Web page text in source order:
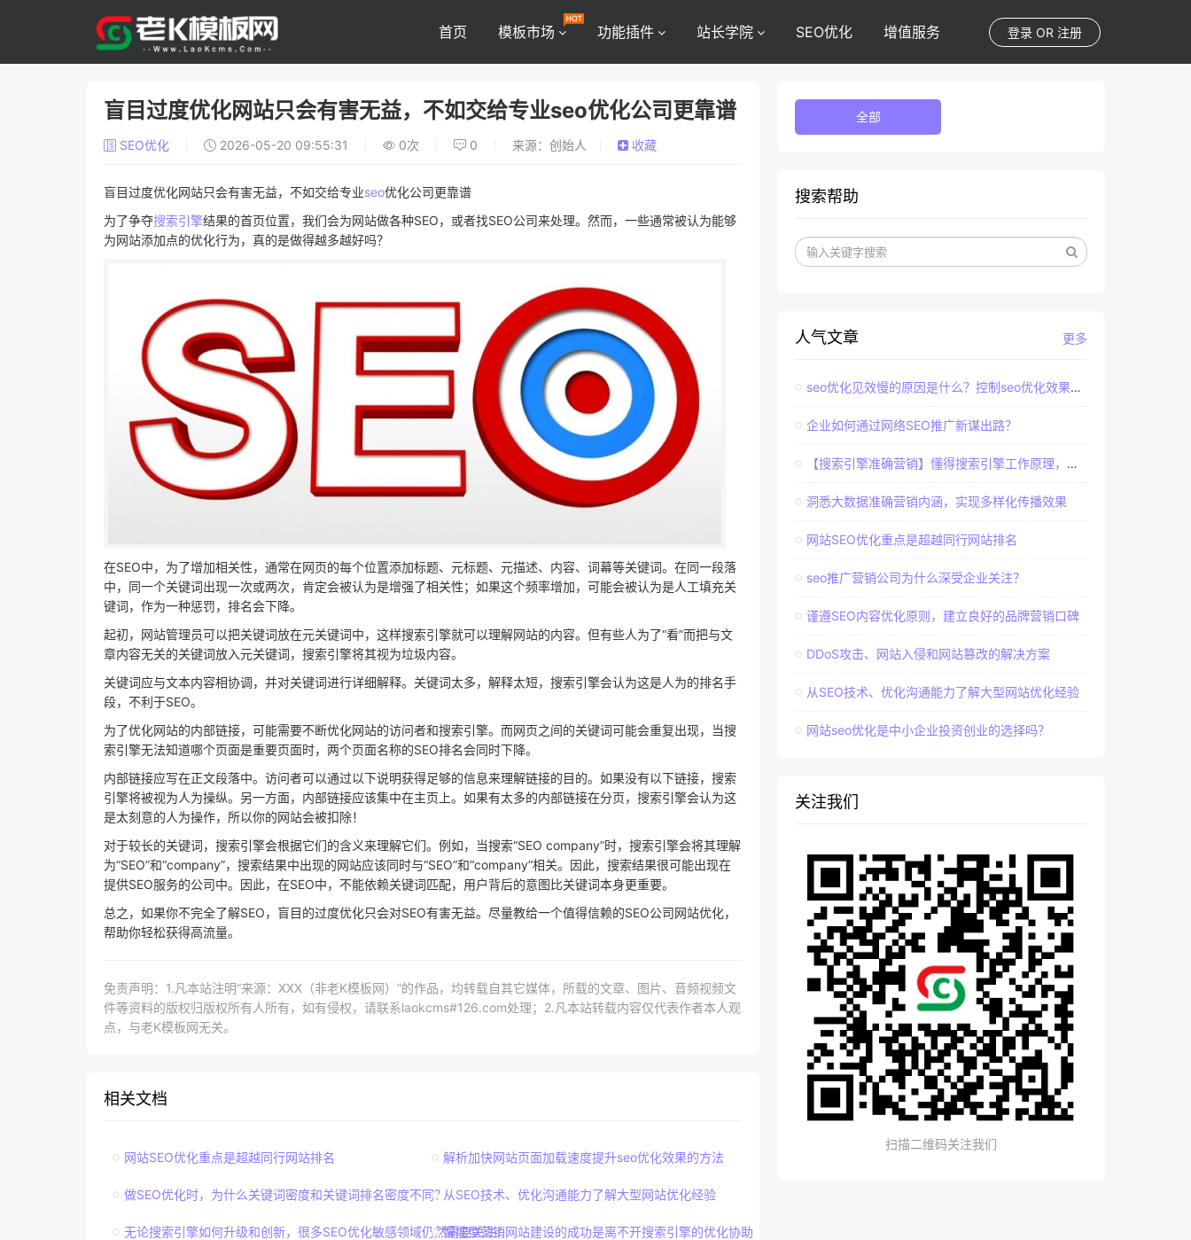
登录 OR 注册
首页 模板市场 功能插件 站长学院 SEO优化 增值服务
盲目过度优化网站只会有害无益，不如交给专业seo优化公司更靠谱
SEO优化 2026-05-20 09:55:31 0次 0 来源：创始人 收藏
盲目过度优化网站只会有害无益，不如交给专业seo优化公司更靠谱
为了争夺搜索引擎结果的首页位置，我们会为网站做各种SEO，或者找SEO公司来处理。然而，一些通常被认为能够
为网站添加点的优化行为，真的是做得越多越好吗？
在SEO中，为了增加相关性，通常在网页的每个位置添加标题、元标题、元描述、内容、词幕等关键词。在同一段落
中，同一个关键词出现一次或两次，肯定会被认为是增强了相关性；如果这个频率增加，可能会被认为是人工填充关
键词，作为一种惩罚，排名会下降。
起初，网站管理员可以把关键词放在元关键词中，这样搜索引擎就可以理解网站的内容。但有些人为了“看”而把与文
章内容无关的关键词放入元关键词，搜索引擎将其视为垃圾内容。
关键词应与文本内容相协调，并对关键词进行详细解释。关键词太多，解释太短，搜索引擎会认为这是人为的排名手
段，不利于SEO。
为了优化网站的内部链接，可能需要不断优化网站的访问者和搜索引擎。而网页之间的关键词可能会重复出现，当搜
索引擎无法知道哪个页面是重要页面时，两个页面名称的SEO排名会同时下降。
内部链接应写在正文段落中。访问者可以通过以下说明获得足够的信息来理解链接的目的。如果没有以下链接，搜索
引擎将被视为人为操纵。另一方面，内部链接应该集中在主页上。如果有太多的内部链接在分页，搜索引擎会认为这
是太刻意的人为操作，所以你的网站会被扣除！
对于较长的关键词，搜索引擎会根据它们的含义来理解它们。例如，当搜索“SEO company”时，搜索引擎会将其理解
为“SEO”和“company”，搜索结果中出现的网站应该同时与“SEO”和“company”相关。因此，搜索结果很可能出现在
提供SEO服务的公司中。因此，在SEO中，不能依赖关键词匹配，用户背后的意图比关键词本身更重要。
总之，如果你不完全了解SEO，盲目的过度优化只会对SEO有害无益。尽量教给一个值得信赖的SEO公司网站优化，
帮助你轻松获得高流量。
免责声明：1.凡本站注明“来源：XXX（非老K模板网）”的作品，均转载自其它媒体，所载的文章、图片、音频视频文
件等资料的版权归版权所有人所有，如有侵权，请联系laokcms#126.com处理；2.凡本站转载内容仅代表作者本人观
点，与老K模板网无关。
相关文档
网站SEO优化重点是超越同行网站排名 解析加快网站页面加载速度提升seo优化效果的方法
做SEO优化时，为什么关键词密度和关键词排名密度不同？从SEO技术、优化沟通能力了解大型网站优化经验
无论搜索引擎如何升级和创新，很多SEO优化敏感领域仍然需要关注！智能型营销网站建设的成功是离不开搜索引擎的优化协助
全部
搜索帮助
更多
人气文章
seo优化见效慢的原因是什么？控制seo优化效果的直接因素
企业如何通过网络SEO推广新谋出路？
【搜索引擎准确营销】懂得搜索引擎工作原理，建立准确客户群体
洞悉大数据准确营销内涵，实现多样化传播效果
网站SEO优化重点是超越同行网站排名
seo推广营销公司为什么深受企业关注？
谨遵SEO内容优化原则，建立良好的品牌营销口碑
DDoS攻击、网站入侵和网站篡改的解决方案
从SEO技术、优化沟通能力了解大型网站优化经验
网站seo优化是中小企业投资创业的选择吗？
关注我们
扫描二维码关注我们